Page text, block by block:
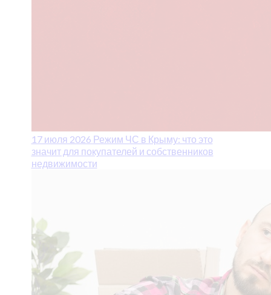
17 июля 2026 Режим ЧС в Крыму: что это
значит для покупателей и собственников
недвижимости